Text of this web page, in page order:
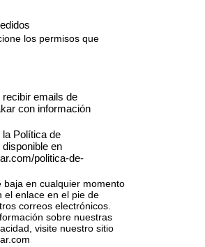
los permisos que
recibir emails de
con información
la Política de
en
politica-de-
baja en cualquier momento
el enlace en el pie de
correos electrónicos.
sobre nuestras
visite nuestro sitio